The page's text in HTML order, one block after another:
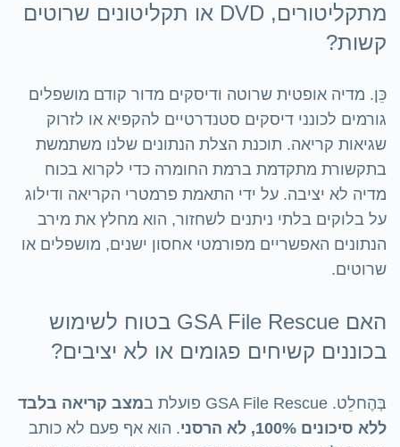
מתקליטורים, DVD או תקליטונים שרוטים
קשות?
כֵּן. מדיה אופטית שרוטה ודיסקים מדור קודם מושפלים
גורמים לכונני דיסקים סטנדרטיים להקפיא או לזרוק
שגיאות קריאה. תוכנת הצלת הנתונים שלנו משתמשת
בתקשורת מתקדמת ברמת החומרה כדי לקרוא בכוח
מדיה לא יציבה. על ידי התאמת פרמטרי הקריאה ודילוג
על בלוקים בלתי ניתנים לשחזור, הוא מחלץ את מירב
הנתונים האפשריים מפורמטי אחסון ישנים, מושפלים או
שרוטים.
האם GSA File Rescue בטוח לשימוש
בכוננים קשיחים פגומים או לא יציבים?
בְּהֶחלֵט. GSA File Rescue פועלת ב
מצב קריאה בלבד
ללא סיכונים 100%, לא הרסני
. הוא אף פעם לא כותב